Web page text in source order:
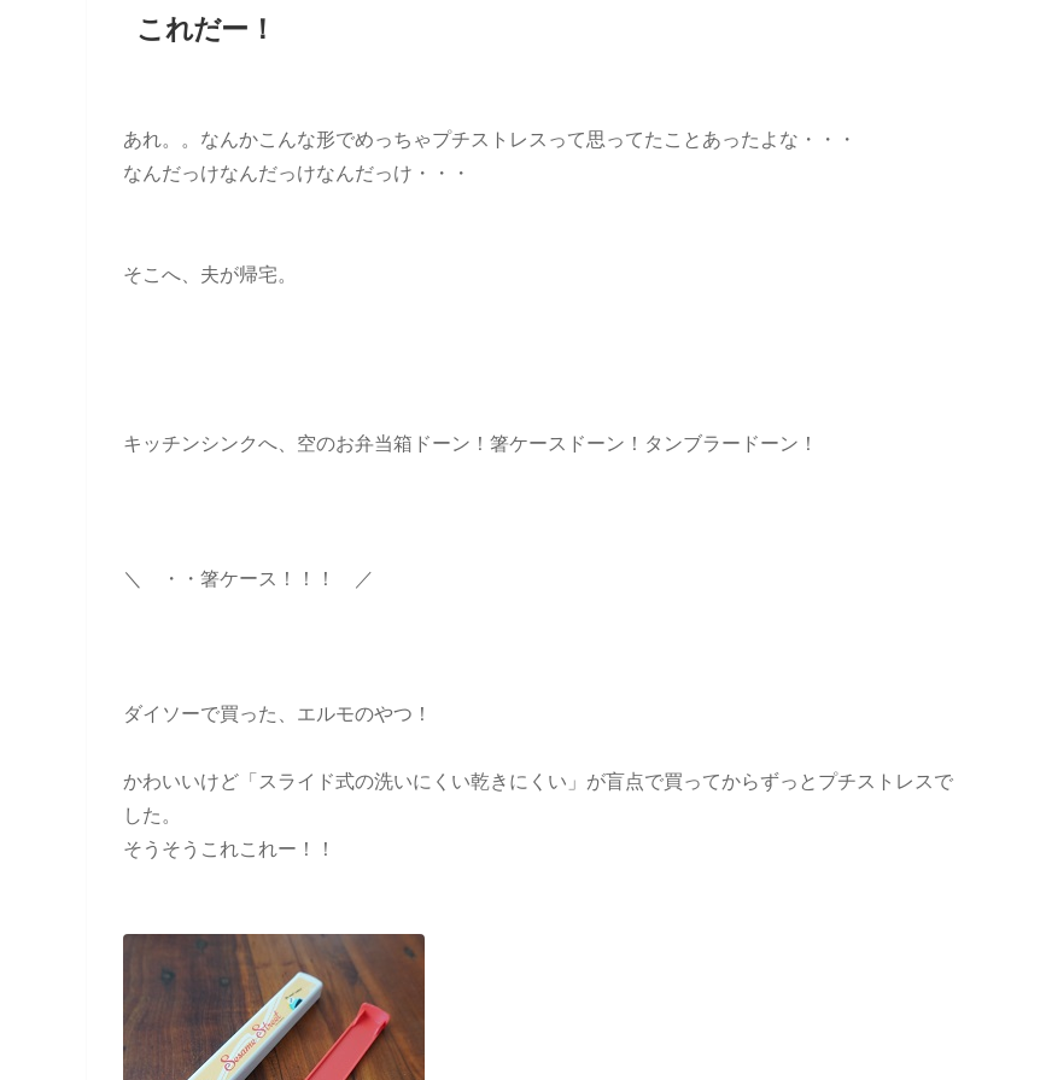
これだー！
あれ。。なんかこんな形でめっちゃプチストレスって思ってたことあったよな・・・
なんだっけなんだっけなんだっけ・・・
そこへ、夫が帰宅。
キッチンシンクへ、空のお弁当箱ドーン！箸ケースドーン！タンブラードーン！
＼ ・・箸ケース！！！ ／
ダイソーで買った、エルモのやつ！
かわいいけど「スライド式の洗いにくい乾きにくい」が盲点で買ってからずっとプチストレスで
した。
そうそうこれこれー！！